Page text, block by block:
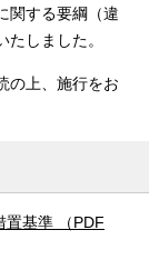
関する要綱（違
しました。
の上、施行をお
置基準 （PDF